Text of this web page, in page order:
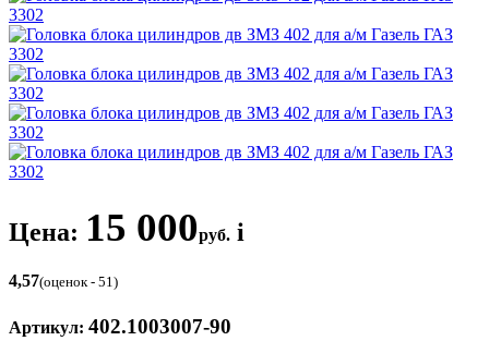
Цена: 15 000руб. i
4,57(оценок - 51)
Артикул: 402.1003007-90